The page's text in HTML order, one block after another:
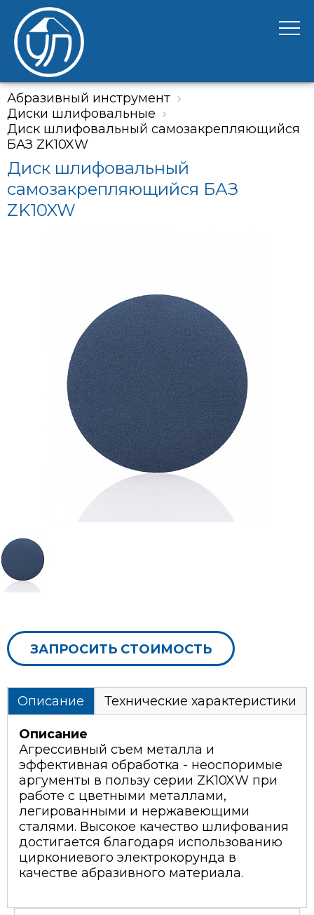
Абразивный инструмент
Диски шлифовальные
Диск шлифовальный самозакрепляющийся
БАЗ ZK10XW
Диск шлифовальный
самозакрепляющийся БАЗ
ZK10XW
ЗАПРОСИТЬ СТОИМОСТЬ
Описание Технические характеристики
Описание
Агрессивный съем металла и
эффективная обработка - неоспоримые
аргументы в пользу серии ZK10XW при
работе с цветными металлами,
легированными и нержавеющими
сталями. Высокое качество шлифования
достигается благодаря использованию
циркониевого электрокорунда в
качестве абразивного материала.